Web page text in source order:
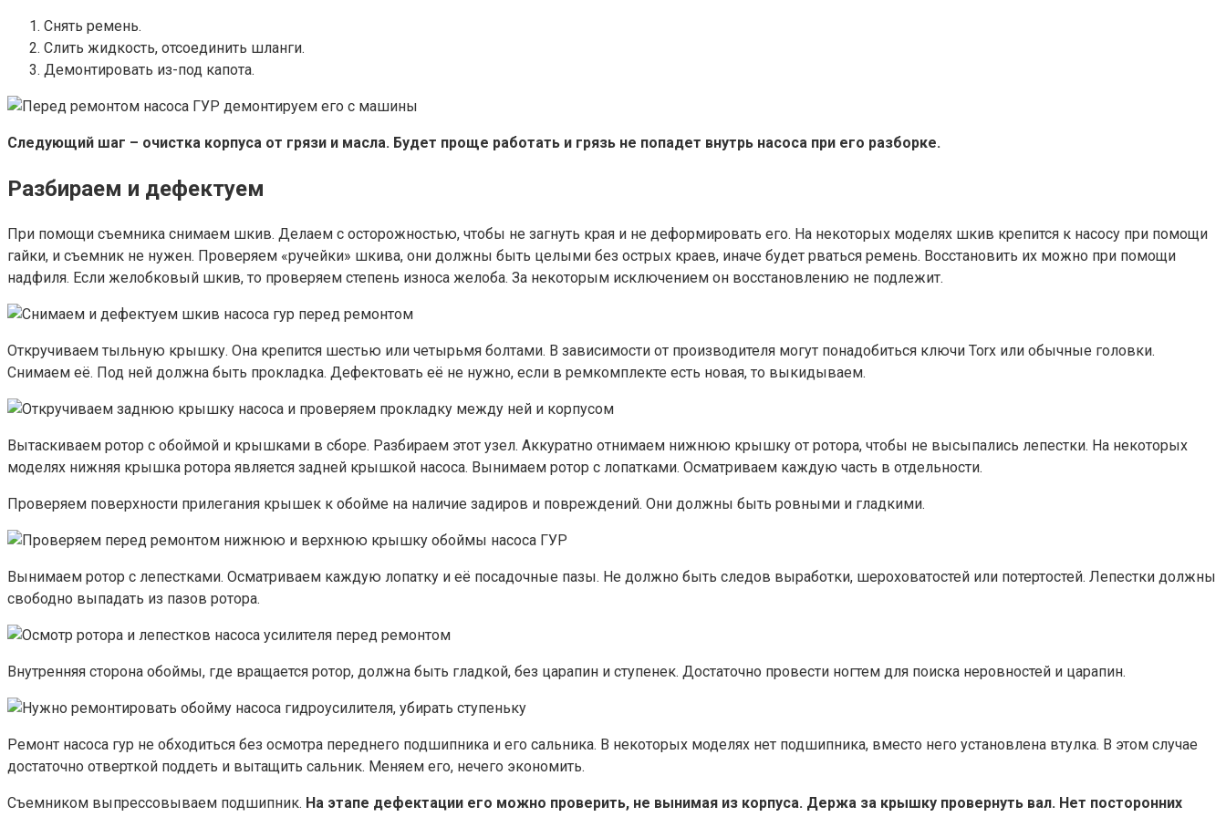
Снять ремень.
Слить жидкость, отсоединить шланги.
Демонтировать из-под капота.
Следующий шаг – очистка корпуса от грязи и масла. Будет проще работать и грязь не попадет внутрь насоса при его разборке.
Разбираем и дефектуем
При помощи съемника снимаем шкив. Делаем с осторожностью, чтобы не загнуть края и не деформировать его. На некоторых моделях шкив крепится к насосу при помощи
гайки, и съемник не нужен. Проверяем «ручейки» шкива, они должны быть целыми без острых краев, иначе будет рваться ремень. Восстановить их можно при помощи
надфиля. Если желобковый шкив, то проверяем степень износа желоба. За некоторым исключением он восстановлению не подлежит.
Откручиваем тыльную крышку. Она крепится шестью или четырьмя болтами. В зависимости от производителя могут понадобиться ключи Torx или обычные головки.
Снимаем её. Под ней должна быть прокладка. Дефектовать её не нужно, если в ремкомплекте есть новая, то выкидываем.
Вытаскиваем ротор с обоймой и крышками в сборе. Разбираем этот узел. Аккуратно отнимаем нижнюю крышку от ротора, чтобы не высыпались лепестки. На некоторых
моделях нижняя крышка ротора является задней крышкой насоса. Вынимаем ротор с лопатками. Осматриваем каждую часть в отдельности.
Проверяем поверхности прилегания крышек к обойме на наличие задиров и повреждений. Они должны быть ровными и гладкими.
Вынимаем ротор с лепестками. Осматриваем каждую лопатку и её посадочные пазы. Не должно быть следов выработки, шероховатостей или потертостей. Лепестки должны
свободно выпадать из пазов ротора.
Внутренняя сторона обоймы, где вращается ротор, должна быть гладкой, без царапин и ступенек. Достаточно провести ногтем для поиска неровностей и царапин.
Ремонт насоса гур не обходиться без осмотра переднего подшипника и его сальника. В некоторых моделях нет подшипника, вместо него установлена втулка. В этом случае
достаточно отверткой поддеть и вытащить сальник. Меняем его, нечего экономить.
Съемником выпрессовываем подшипник. На этапе дефектации его можно проверить, не вынимая из корпуса. Держа за крышку провернуть вал. Нет посторонних